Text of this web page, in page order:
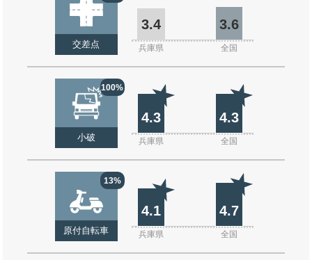
交差点
3.4 3.6
兵庫県 全国
100%
小破
4.3 4.3
兵庫県 全国
13%
原付自転車
4.1 4.7
兵庫県 全国